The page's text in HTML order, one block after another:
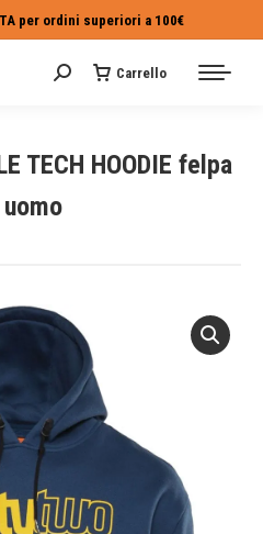
per ordini superiori a 100€
Cerca: Carrello
TECH HOODIE felpa